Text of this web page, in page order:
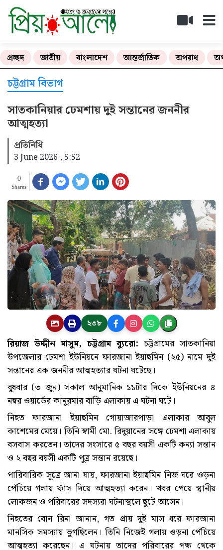
প্রচ্ছদ জাতীয় বাংলাদেশ আন্তর্জাতিক অপরাধ
চট্টগ্রাম বিভাগ
সাতকানিয়ার ঢেমশায় দুই সন্তানের জননীর
আত্মহত্যা
প্রতিনিধি
3 June 2026 , 5:52
0
Shares
২৩৮
রিয়াজ উদ্দীন মাসুম, চট্টগ্রাম ব্যুরো: চট্টগ্রামের সাতকানিয়া
উপজেলার ঢেমশা ইউনিয়নে ফারজানা ইয়াছমিন (২৫) নামে দুই
সন্তানের এক জননীর আত্মহত্যার ঘটনা ঘটেছে।
বুধবার (৩ জুন) সকাল আনুমানিক ১১টার দিকে ইউনিয়নের ৪
নম্বর ওয়ার্ডের কানুরমার বাড়ি এলাকায় এ ঘটনা ঘটে।
নিহত ফারজানা ইয়াছমিন গোয়াজারপাড়া এলাকার আবুল
কাশেমের মেয়ে। তিনি স্বামী মো. রিদুয়ানের সঙ্গে ঢেমশা এলাকায়
বসবাস করতেন। তাদের সংসারে ৫ বছর বয়সী একটি কন্যা সন্তান
ও ২ বছর বয়সী একটি পুত্র সন্তান রয়েছে।
পারিবারিক সূত্রে জানা যায়, ফারজানা ইয়াছমিন নিজ ঘরে ওড়না
পেঁচিয়ে গলায় ফাঁস দিয়ে আত্মহত্যা করেন। খবর পেয়ে স্থানীয়
লোকজন ও পরিবারের সদস্যরা ঘটনাস্থলে ছুটে আসেন।
নিহতের বোন রিনা জানান, গত প্রায় দুই মাস ধরে ফারজানা
মানসিক সমস্যায় ভুগছিলেন। তিনি নিজেই গলায় ওড়না পেঁচিয়ে
আত্মহত্যা করেছেন। এ ঘটনায় তাদের পরিবারের পক্ষ থেকে